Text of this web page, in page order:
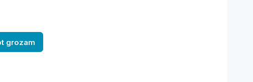
grozam